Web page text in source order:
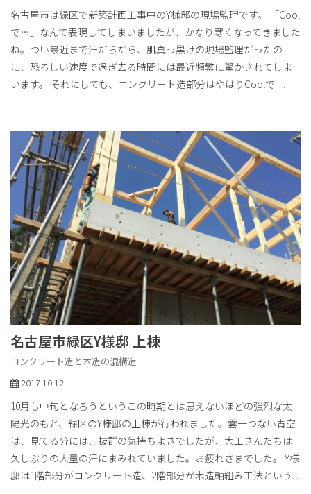
名古屋市は緑区で新築計画工事中のY様邸の現場監理です。 「Cool
で…」なんて表現してしまいましたが、かなり寒くなってきました
ね。つい最近まで汗だらだら、肌真っ黒けの現場監理だったの
に、恐ろしい速度で過ぎ去る時間には最近頻繁に驚かされてしま
います。 それにしても、コンクリート造部分はやはりCoolで. . .
名古屋市緑区Y様邸 上棟
コンクリート造と木造の混構造
2017.10.12
10月も中旬となろうというこの時期とは思えないほどの強烈な太
陽光のもと、緑区のY様邸の上棟が行われました。雲一つない青空
は、見てる分には、抜群の気持ちよさでしたが、大工さんたちは
久しぶりの大量の汗にまみれていました。お疲れさまでした。 Y様
邸は1階部分がコンクリート造、2階部分が木造軸組み工法という . .